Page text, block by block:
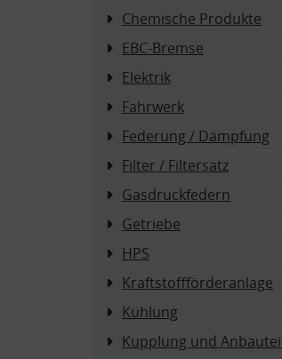
Chemische Produkte
EBC-Bremse
Elektrik
Fahrwerk
Federung / Dämpfung
Filter / Filtersatz
Gasdruckfedern
Getriebe
HPS
Kraftstoffförderanlage
Kühlung
Kupplung und